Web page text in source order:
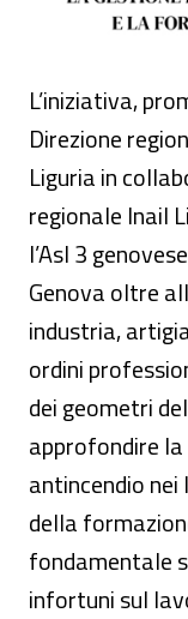
L’iniziativa,
Direzione
Liguria in
regionale Inail
l’Asl 3
Genova oltre
industria,
ordini
dei geometri
approfondire
antincendio nei
della
fondamentale
infortuni sul